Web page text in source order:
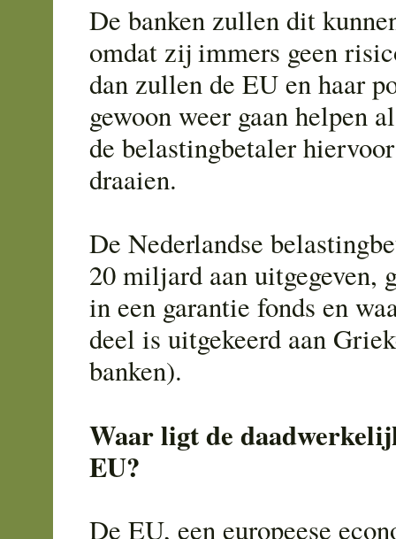
De banken zullen dit
omdat zij immers geen
dan zullen de EU en haar
gewoon weer gaan helpen
de belastingbetaler
draaien.
De Nederlandse
20 miljard aan uitgegeven,
in een garantie fonds en
deel is uitgekeerd aan
banken).
Waar ligt de
EU?
De EU, een europeese